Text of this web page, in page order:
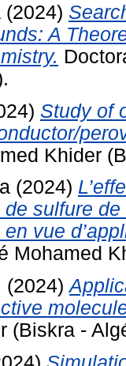
(2024)
A
Study of
Khider
(2024)
sulfure
vue
Mohamed
(2024)
(Biskra -